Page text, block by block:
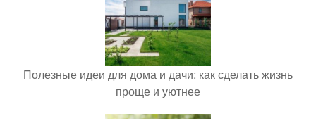
Полезные идеи для дома и дачи: как сделать жизнь
проще и уютнее